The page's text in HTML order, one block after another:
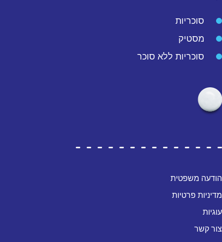
סוכריות
מסטיק
סוכריות ללא סוכר
הודעה משפטית
מדיניות פרטיות
עוגיות
צור קשר